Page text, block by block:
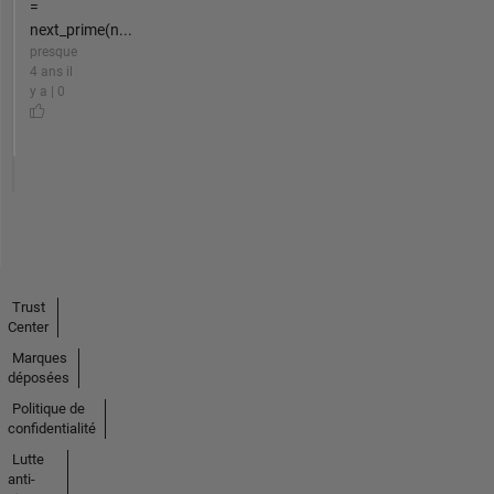
=
next_prime(n...
presque
4 ans il
y a | 0
Trust
Center
Marques
déposées
Politique de
confidentialité
Lutte
anti-